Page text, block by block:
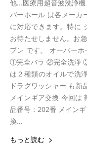
他...医療用超音波洗浄
バーホール は各メーカ
に対応できます。特に
お待たせしません。お
プン です。 オーバーホ
①完全バラ ②完全洗浄
は２種類のオイルで洗
ドラグワッシャー も新
メインギア交換 今回は
品番号：202番 メイン
換...
もっと読む